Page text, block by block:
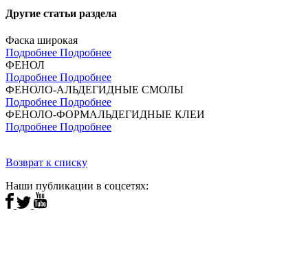
Другие статьи раздела
Фаска широкая
Подробнее Подробнее
ФЕНОЛ
Подробнее Подробнее
ФЕНОЛО-АЛЬДЕГИДНЫЕ СМОЛЫ
Подробнее Подробнее
ФЕНОЛО-ФОРМАЛЬДЕГИДНЫЕ КЛЕИ
Подробнее Подробнее
Возврат к списку
Наши публикации в соцсетях: